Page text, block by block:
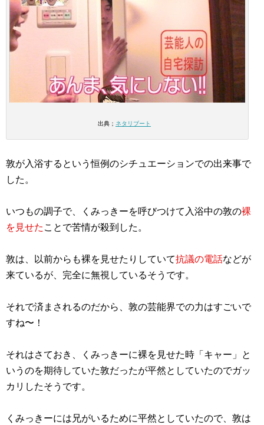
出典； ネタリブート
敦が入浴するという恒例のシチュエーションでの出来事で
した。
いつもの調子で、くみっきーを呼びつけて入浴中の敦の裸
を見せた ことで苦情が殺到した。
敦は、以前からも裸を見せたりしていて抗議の電話などが
来ているが、完全に無視しているそうです。
それで済まされるのだから、敦の芸能界での力はすごいで
すね〜！
それはさておき、くみっきーに裸を見せた時「キャー」と
いうのを期待していた敦だったが平然としていたのでガッ
カリしたそうです。
くみっきーには兄がいるために平然としていたので、敦は